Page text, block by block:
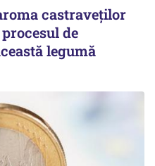
castraveților
de
legumă